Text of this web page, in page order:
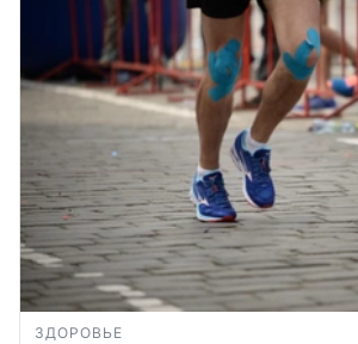
ЗДОРОВЬЕ